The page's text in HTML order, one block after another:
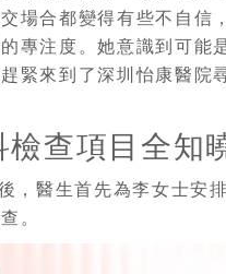
場合都變得有些不自信
專注度。她意識到可能
緊來到了深圳怡康醫院
檢查項目全知
，醫生首先為李女士安
。